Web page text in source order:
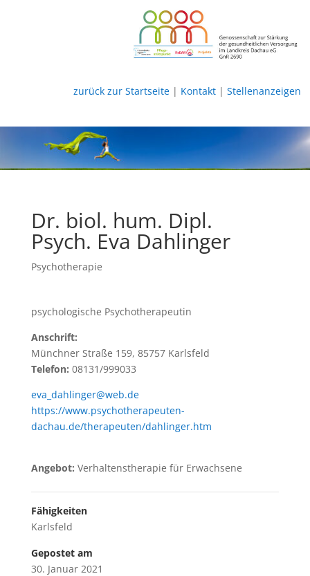
zurück zur Startseite| Kontakt| Stellenanzeigen
Dr. biol. hum. Dipl.
Psych. Eva Dahlinger
Psychotherapie
psychologische Psychotherapeutin
Anschrift:
Münchner Straße 159, 85757 Karlsfeld
Telefon: 08131/999033
eva_dahlinger@web.de
https://www.psychotherapeuten-
dachau.de/therapeuten/dahlinger.htm
Angebot: Verhaltenstherapie für Erwachsene
Fähigkeiten
Karlsfeld
Gepostet am
30. Januar 2021